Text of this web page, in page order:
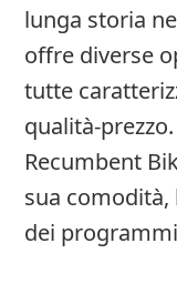
lunga storia
offre diverse
tutte
qualità-
Recumbent
sua comodità,
dei